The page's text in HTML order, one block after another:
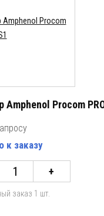
Amphenol Procom
к заказу
+
заказ 1 шт.